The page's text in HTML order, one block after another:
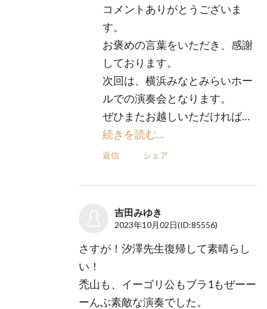
コメントありがとうございま
す。
お褒めの言葉をいただき、感謝
しております。
次回は、横浜みなとみらいホー
ルでの演奏会となります。
ぜひまたお越しいただければ…
続きを読む…
返信 シェア
吉田みゆき
2023年10月02日(ID:85556)
さすが！汐澤先生復帰して素晴らし
い！
禿山も、イーゴリ公もブラ1もぜーー
ーんぶ素敵な演奏でした。